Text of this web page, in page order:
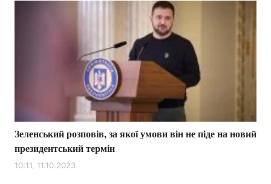
Зеленський розповів, за якої умови він не піде на новий
президентський термін
10:11, 11.10.2023